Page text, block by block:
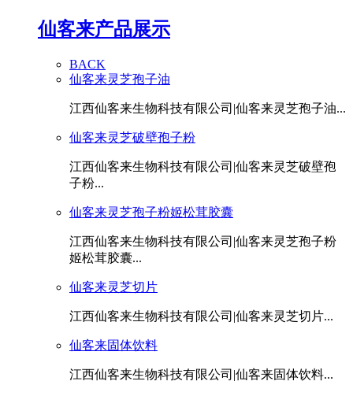
仙客来产品展示
BACK
仙客来灵芝孢子油
江西仙客来生物科技有限公司|仙客来灵芝孢子油...
仙客来灵芝破壁孢子粉
江西仙客来生物科技有限公司|仙客来灵芝破壁孢
子粉...
仙客来灵芝孢子粉姬松茸胶囊
江西仙客来生物科技有限公司|仙客来灵芝孢子粉
姬松茸胶囊...
仙客来灵芝切片
江西仙客来生物科技有限公司|仙客来灵芝切片...
仙客来固体饮料
江西仙客来生物科技有限公司|仙客来固体饮料...